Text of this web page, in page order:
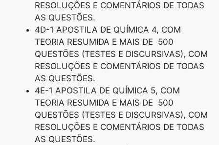
RESOLUÇÕES E COMENTÁRIOS DE TODAS
AS QUESTÕES.
4D-1 APOSTILA DE QUÍMICA 4, COM
TEORIA RESUMIDA E MAIS DE 500
QUESTÕES (TESTES E DISCURSIVAS), COM
RESOLUÇÕES E COMENTÁRIOS DE TODAS
AS QUESTÕES.
4E-1 APOSTILA DE QUÍMICA 5, COM
TEORIA RESUMIDA E MAIS DE 500
QUESTÕES (TESTES E DISCURSIVAS), COM
RESOLUÇÕES E COMENTÁRIOS DE TODAS
AS QUESTÕES.